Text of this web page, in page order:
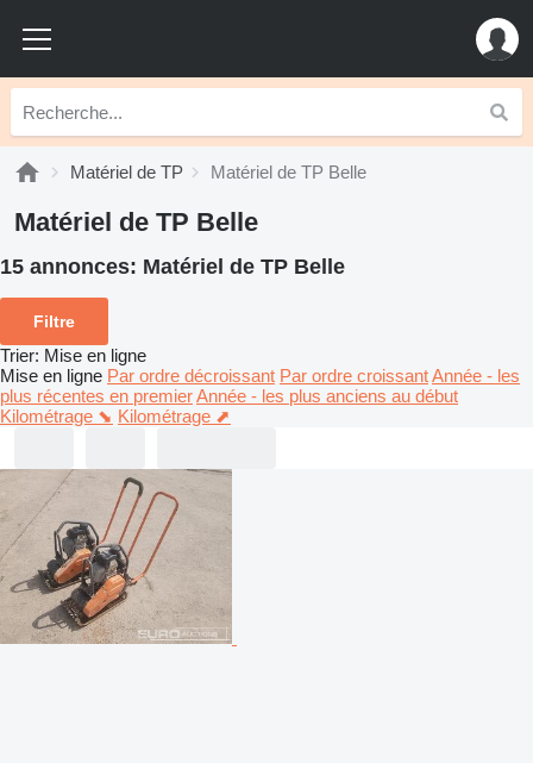
Matériel de TP Matériel de TP Belle
Matériel de TP Belle
15 annonces: Matériel de TP Belle
Filtre
Trier: Mise en ligne
Mise en ligne Par ordre décroissant Par ordre croissantAnnée - les
plus récentes en premierAnnée - les plus anciens au début
Kilométrage ⬊ Kilométrage ⬈